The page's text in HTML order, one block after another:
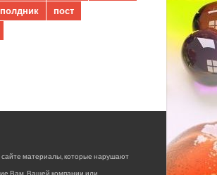
полдник
пост
материалы, которые нарушают
Вам, Вашей компании или